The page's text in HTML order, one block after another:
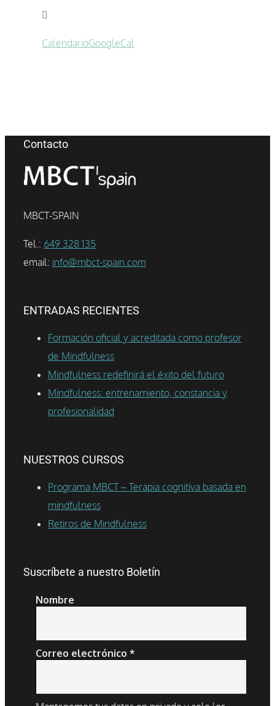
CalendarioGoogleCal
Contacto
MBCT-SPAIN
Tel.: 649 328 135
email: info@mbct-spain.com
ENTRADAS RECIENTES
Formación oficial y acreditada como profesor
de Mindfulness
Mindfulness redefinirá el éxito del futuro
Mindfulness: entrenamiento, constancia y
profesionalidad
NUESTROS CURSOS
Programa MBCT – Terapia cognitiva basada en
mindfulness
Retiros de Mindfulness
Suscríbete a nuestro Boletín
Nombre
Correo electrónico *